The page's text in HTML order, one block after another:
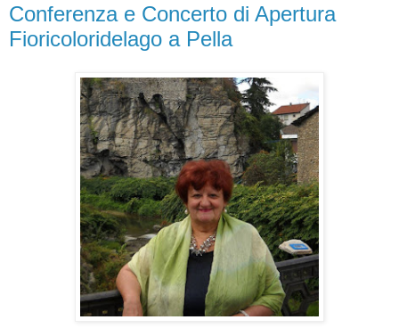
Conferenza e Concerto di Apertura
Fioricoloridelago a Pella